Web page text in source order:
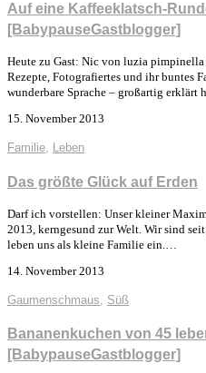
Auf eine Kaffeeklatsch-
[BabypauseGastblogger]
Heute zu Gast: Nic von luzia
Rezepte, Fotografiertes und ihr buntes
wunderbare Sprache – großartig erklärt
15. November 2013
Familie, Leben
Das größte Glück auf Erden
Darf ich vorstellen: Unser kleiner
2013, kerngesund zur Welt. Wir sind
leben uns als kleine Familie ein.…
14. November 2013
Gaumenschmaus Süß
Bananenkuchen von 45
[BabypauseGastblogger]